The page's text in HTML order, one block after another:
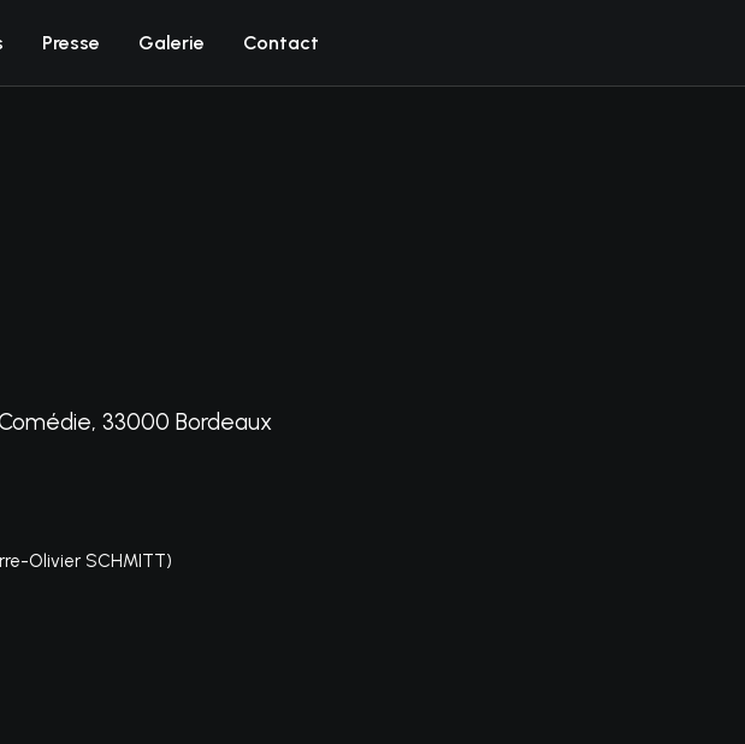
Presse Galerie Contact
33000 Bordeaux
Olivier SCHMITT)